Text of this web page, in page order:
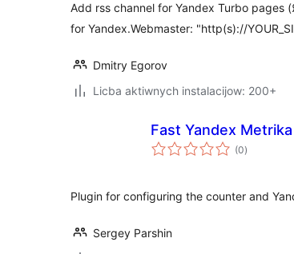
Add rss channel for Yandex Turbo pages
for Yandex.Webmaster: "http(s)://
Dmitry Egorov
Licba aktiwnych instalacijow: 200+
Fast Yandex Metrika
(0total
ratings
)
Plugin for configuring the counter and
Sergey Parshin